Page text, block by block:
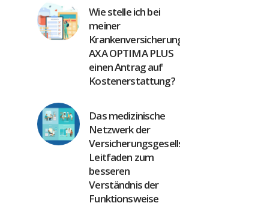
Wie stelle ich bei
meiner
Krankenversicherung
AXA OPTIMA PLUS
einen Antrag auf
Kostenerstattung?
Das medizinische
Netzwerk der
Versicherungsgesellschaften:
Leitfaden zum
besseren
Verständnis der
Funktionsweise